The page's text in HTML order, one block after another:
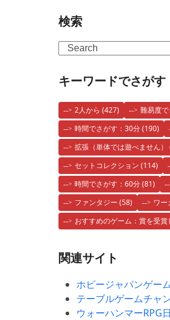
検索
Search
キーワードでさがす
2人から (427) 難易度
時間でさがす：30分(190)
拡張（単体では遊べません）
セットコレクション (114)
時間でさがす：60分(81)
ファンタジー (58) ワー
おすすめのゲーム：賞を受賞
関連サイト
ホビージャパンゲー
テーブルゲームチャ
ウォーハンマーRPG